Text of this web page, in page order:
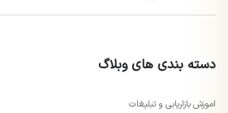
دسته بندی های وبلاگ
اموزش بازاریابی و تبلیغات